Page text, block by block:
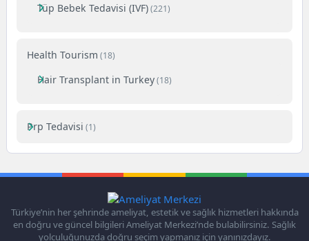
Tüp Bebek Tedavisi (IVF)(221)
Health Tourism (18)
Hair Transplant in Turkey(18)
Prp Tedavisi (1)
Türkiye’nin her şehrinde ameliyat, estetik ve sağlık hizmetleri hakkında
en doğru ve güncel bilgileri Ameliyat Merkezi’nde bulabilirsiniz. Sağlık
yolculuğunuzda doğru seçim yapmanız için yanınızdayız.